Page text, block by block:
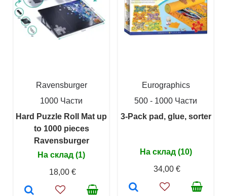
Ravensburger
1000 Части
Hard Puzzle Roll Mat up
to 1000 pieces
Ravensburger
На склад (1)
18,00 €
Eurographics
500 - 1000 Части
3-Pack pad, glue, sorter
На склад (10)
34,00 €